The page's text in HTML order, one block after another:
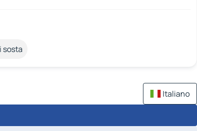
sosta
Italiano